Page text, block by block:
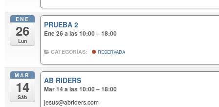
ENE
26
Lun
PRUEBA 2
Ene 26 a las 10:00 – 18:00
CATEGORÍAS: RESERVADA
MAR
14
Sáb
AB RIDERS
Mar 14 a las 10:00 – 18:00
jesus@abriders.com